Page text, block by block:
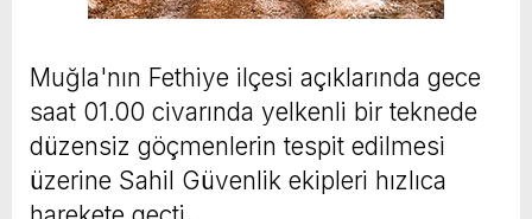
Muğla'nın Fethiye ilçesi açıklarında gece
saat 01.00 civarında yelkenli bir teknede
düzensiz göçmenlerin tespit edilmesi
üzerine Sahil Güvenlik ekipleri hızlıca